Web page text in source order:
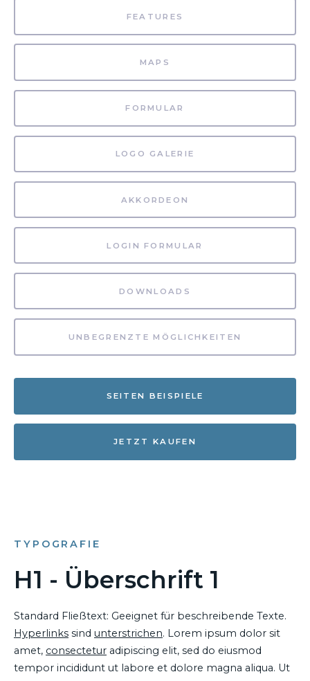
FEATURES
MAPS
FORMULAR
LOGO GALERIE
AKKORDEON
LOGIN FORMULAR
DOWNLOADS
UNBEGRENZTE MÖGLICHKEITEN
SEITEN BEISPIELE
JETZT KAUFEN
TYPOGRAFIE
H1 - Überschrift 1
Standard Fließtext: Geeignet für beschreibende Texte.
Hyperlinks sind unterstrichen. Lorem ipsum dolor sit
amet, consectetur adipiscing elit, sed do eiusmod
tempor incididunt ut labore et dolore magna aliqua. Ut